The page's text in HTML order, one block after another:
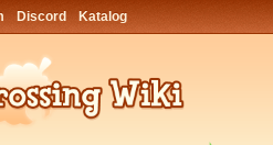
Discord Katalog